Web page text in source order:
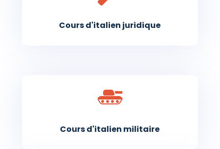
Cours d'italien juridique
Cours d'italien militaire